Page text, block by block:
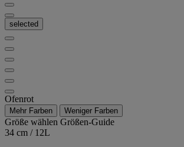
selected
Ofenrot
Mehr Farben Weniger Farben
Größe wählen Größen-Guide
34 cm / 12L